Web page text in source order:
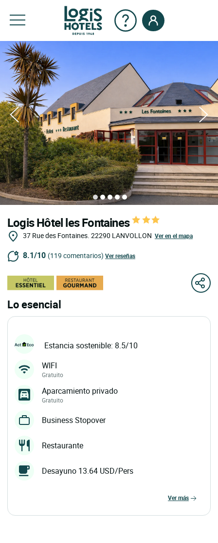
Logis Hôtel les Fontaines
37 Rue des Fontaines. 22290 LANVOLLON Ver en el mapa
8.1/10 (119 comentarios) Ver reseñas
Lo esencial
Estancia sostenible: 8.5/10
WIFI
Gratuito
Aparcamiento privado
Gratuito
Business Stopover
Restaurante
Desayuno 13.64 USD/Pers
ver más